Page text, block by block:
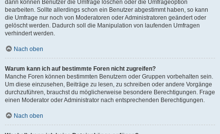
dann können Benutzer die Umfrage löschen oder die Umfrageoption
bearbeiten. Sollte allerdings schon ein Benutzer abgestimmt haben, so kann
die Umfrage nur noch von Moderatoren oder Administratoren geändert oder
gelöscht werden. Dadurch soll die Manipulation von laufenden Umfragen
verhindert werden.
Nach oben
Warum kann ich auf bestimmte Foren nicht zugreifen?
Manche Foren können bestimmten Benutzern oder Gruppen vorbehalten sein.
Um diese einzusehen, Beiträge zu lesen, zu schreiben oder andere Vorgänge
durchzuführen, brauchst du möglicherweise besondere Berechtigungen. Frage
einen Moderator oder Administrator nach entsprechenden Berechtigungen.
Nach oben